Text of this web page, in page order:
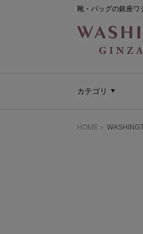
靴・バッグの銀座
カテゴリ
HOME